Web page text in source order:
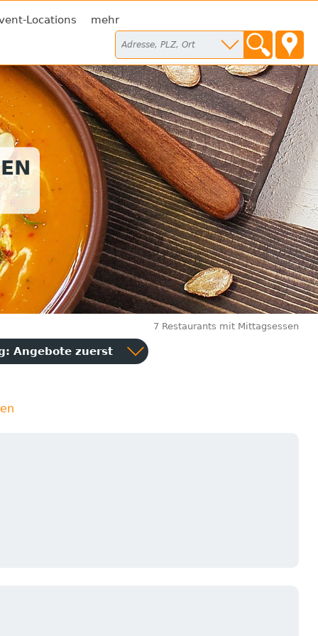
Locations mehr
7 Restaurants mit Mittagsessen
Angebote zuerst